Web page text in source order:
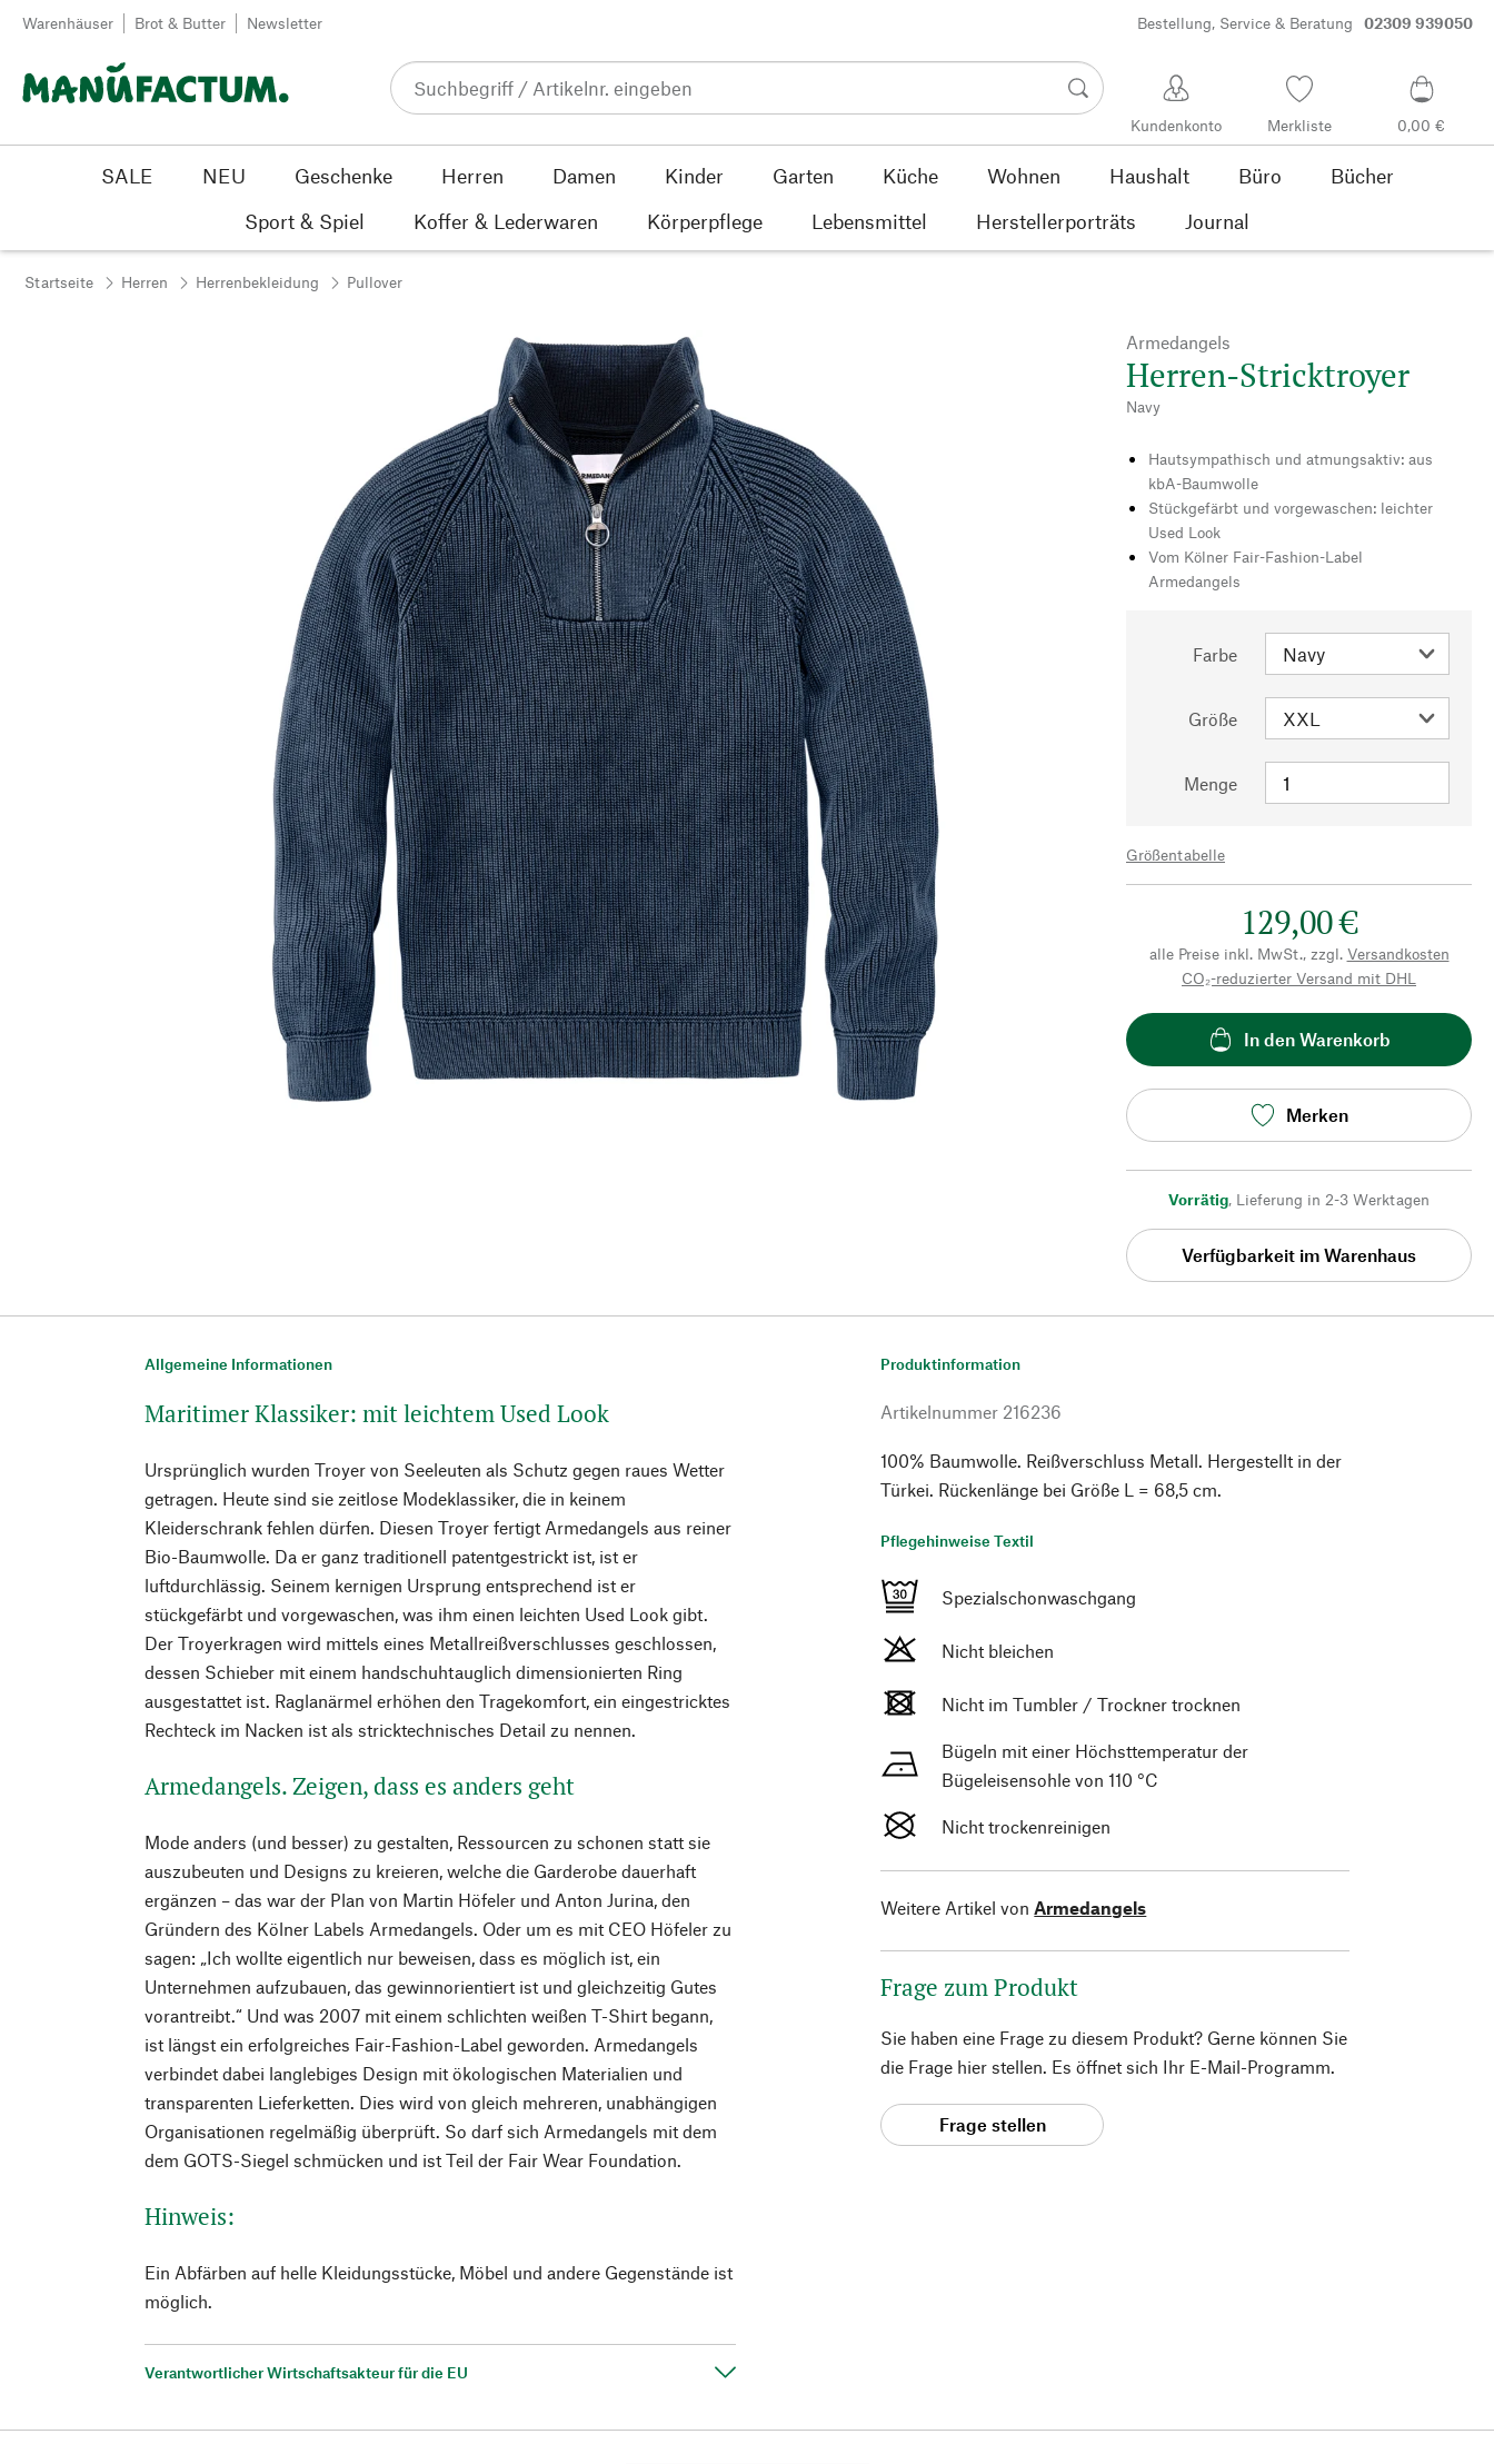
Zum Inhalt springen
Warenhäuser Brot & Butter Newsletter Bestellung, Service & Beratung 02309 939050
Kundenkonto Merkliste 0,00 €
SALE NEU Geschenke Herren Damen Kinder Garten Küche Wohnen Haushalt Büro
Bücher
Sport & Spiel
Koffer & Lederwaren Körperpflege Lebensmittel Herstellerporträts Journal
Startseite Herren Herrenbekleidung Pullover
Armedangels
Herren-Stricktroyer
Navy
Hautsympathisch und atmungsaktiv: aus
kbA-Baumwolle
Stückgefärbt und vorgewaschen: leichter
Used Look
Vom Kölner Fair-Fashion-Label
Armedangels
Farbe
Größe
Menge
Größentabelle
129,00 €
alle Preise inkl. MwSt., zzgl. Versandkosten
CO₂-reduzierter Versand mit DHL
In den Warenkorb
Merken
Vorrätig, Lieferung in 2-3 Werktagen
Verfügbarkeit im Warenhaus
Allgemeine Informationen
Maritimer Klassiker: mit leichtem Used Look
Ursprünglich wurden Troyer von Seeleuten als Schutz gegen raues Wetter
getragen. Heute sind sie zeitlose Modeklassiker, die in keinem
Kleiderschrank fehlen dürfen. Diesen Troyer fertigt Armedangels aus reiner
Bio-Baumwolle. Da er ganz traditionell patentgestrickt ist, ist er
luftdurchlässig. Seinem kernigen Ursprung entsprechend ist er
stückgefärbt und vorgewaschen, was ihm einen leichten Used Look gibt.
Der Troyerkragen wird mittels eines Metallreißverschlusses geschlossen,
dessen Schieber mit einem handschuhtauglich dimensionierten Ring
ausgestattet ist. Raglanärmel erhöhen den Tragekomfort, ein eingestricktes
Rechteck im Nacken ist als stricktechnisches Detail zu nennen.
Armedangels. Zeigen, dass es anders geht
Mode anders (und besser) zu gestalten, Ressourcen zu schonen statt sie
auszubeuten und Designs zu kreieren, welche die Garderobe dauerhaft
ergänzen – das war der Plan von Martin Höfeler und Anton Jurina, den
Gründern des Kölner Labels Armedangels. Oder um es mit CEO Höfeler zu
sagen: „Ich wollte eigentlich nur beweisen, dass es möglich ist, ein
Unternehmen aufzubauen, das gewinnorientiert ist und gleichzeitig Gutes
vorantreibt.“ Und was 2007 mit einem schlichten weißen T-Shirt begann,
ist längst ein erfolgreiches Fair-Fashion-Label geworden. Armedangels
verbindet dabei langlebiges Design mit ökologischen Materialien und
transparenten Lieferketten. Dies wird von gleich mehreren, unabhängigen
Organisationen regelmäßig überprüft. So darf sich Armedangels mit dem
dem GOTS-Siegel schmücken und ist Teil der Fair Wear Foundation.
Hinweis:
Ein Abfärben auf helle Kleidungsstücke, Möbel und andere Gegenstände ist
möglich.
Verantwortlicher Wirtschaftsakteur für die EU
Produktinformation
Artikelnummer 216236
100% Baumwolle. Reißverschluss Metall. Hergestellt in der
Türkei. Rückenlänge bei Größe L = 68,5 cm.
Pflegehinweise Textil
Spezialschonwaschgang
Nicht bleichen
Nicht im Tumbler / Trockner trocknen
Bügeln mit einer Höchsttemperatur der
Bügeleisensohle von 110 °C
Nicht trockenreinigen
Weitere Artikel von Armedangels
Frage zum Produkt
Sie haben eine Frage zu diesem Produkt? Gerne können Sie
die Frage hier stellen. Es öffnet sich Ihr E-Mail-Programm.
Frage stellen